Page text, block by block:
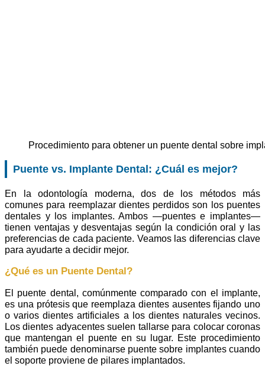
Procedimiento para obtener un puente dental sobre
Puente vs. Implante Dental: ¿Cuál es mejor?
En la odontología moderna, dos de los métodos más
comunes para reemplazar dientes perdidos son los puentes
dentales y los implantes. Ambos —puentes e implantes—
tienen ventajas y desventajas según la condición oral y las
preferencias de cada paciente. Veamos las diferencias clave
para ayudarte a decidir mejor.
¿Qué es un Puente Dental?
El puente dental, comúnmente comparado con el implante,
es una prótesis que reemplaza dientes ausentes fijando uno
o varios dientes artificiales a los dientes naturales vecinos.
Los dientes adyacentes suelen tallarse para colocar coronas
que mantengan el puente en su lugar. Este procedimiento
también puede denominarse puente sobre implantes cuando
el soporte proviene de pilares implantados.